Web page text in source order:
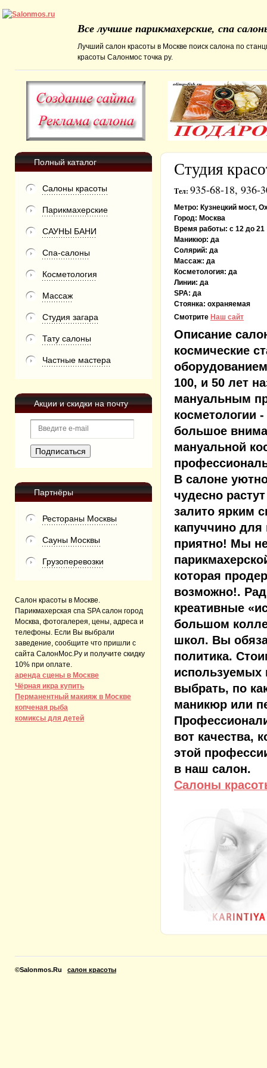
Все лучшие парикмахерские, спа
Лучший салон красоты в Москве поиск салона по
красоты Салонмос точка ру.
Полный каталог
Салоны красоты
Парикмахерские
САУНЫ БАНИ
Спа-салоны
Косметология
Массаж
Студия загара
Тату салоны
Частные мастера
Акции и скидки на почту
Партнёры
Рестораны Москвы
Сауны Москвы
Грузоперевозки
Салон красоты в Москве.
Парикмахерская спа SPA салон город
Москва, фотогалерея, цены, адреса и
телефоны. Если Вы выбрали
заведение, сообщите что пришли с
сайта СалонМос.Ру и получите скидку
10% при оплате.
аренда сцены в Москве
Чёрная икра купить
Перманентный макияж в Москве
копченая рыба
комиксы для детей
Студия
Тел: 935-68-18, 936-
Метро: Кузнецкий мост,
Город: Москва
Время работы: с 12 до 21
Маникюр: да
Солярий: да
Массаж: да
Косметология: да
Линии: да
SPA: да
Стоянка: охраняемая
Смотрите Наш сайт
Описание
космические
100, и 50 лет
мануальным
косметологии
большое
мануальной
В салоне
чудесно
залито ярким
капуччино для
приятно! Мы
которая
возможно!.
креативные
большом
школ. Вы
политика.
используемых
выбрать, по
маникюр или
вот качества,
этой
в наш салон.
Салоны
©Salonmos.Ru салон красоты